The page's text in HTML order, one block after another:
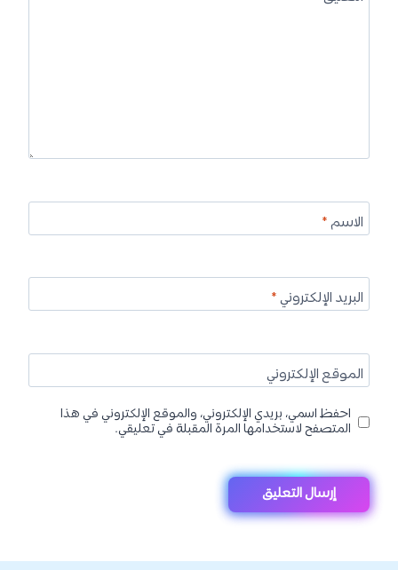
الاسم*
البريد الإلكتروني*
الموقع الإلكتروني
احفظ اسمي، بريدي الإلكتروني، والموقع الإلكتروني في هذا
المتصفح لاستخدامها المرة المقبلة في تعليقي.